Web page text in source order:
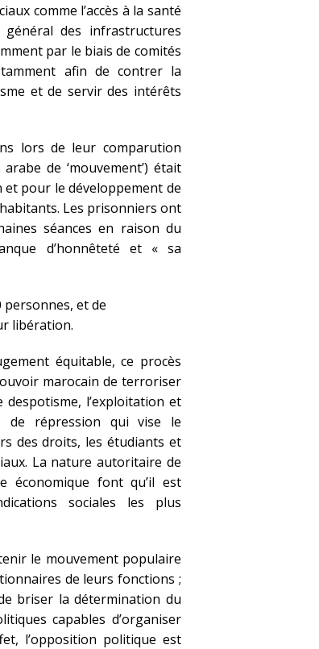
comme l’accès à la santé
des infrastructures
par le biais de comités
afin de contrer la
et de servir des intérêts
lors de leur comparution
de ‘mouvement’) était
pour le développement de
Les prisonniers ont
séances en raison du
d’honnêteté et « sa
personnes, et de
libération.
équitable, ce procès
marocain de terroriser
l’exploitation et
de répression qui vise le
des droits, les étudiants et
La nature autoritaire de
économique font qu’il est
sociales les plus
le mouvement populaire
de leurs fonctions ;
briser la détermination du
capables d’organiser
l’opposition politique est